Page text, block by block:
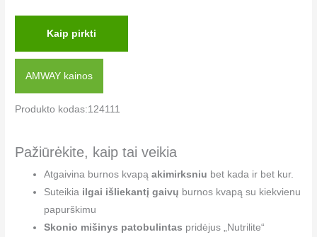
Kaip pirkti
AMWAY kainos
Produkto kodas:124111
Pažiūrėkite, kaip tai veikia
Atgaivina burnos kvapąakimirksniu bet kada ir bet kur.
Suteikia ilgai išliekantį gaivų burnos kvapą su kiekvienu
papurškimu
Skonio mišinys patobulintas pridėjus „Nutrilite“